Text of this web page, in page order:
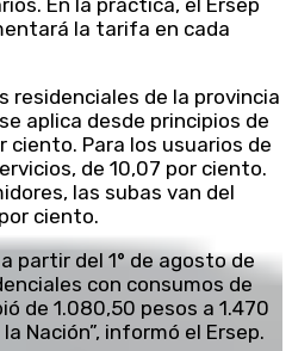
En la práctica, el Ersep
la tarifa en cada
residenciales de la provincia
aplica desde principios de
ciento. Para los usuarios de
de 10,07 por ciento.
las subas van del
ciento.
partir del 1° de agosto de
con consumos de
de 1.080,50 pesos a 1.470
Nación”, informó el Ersep.